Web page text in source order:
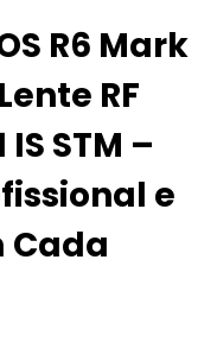
R6 Mark
RF
STM –
e
Cada